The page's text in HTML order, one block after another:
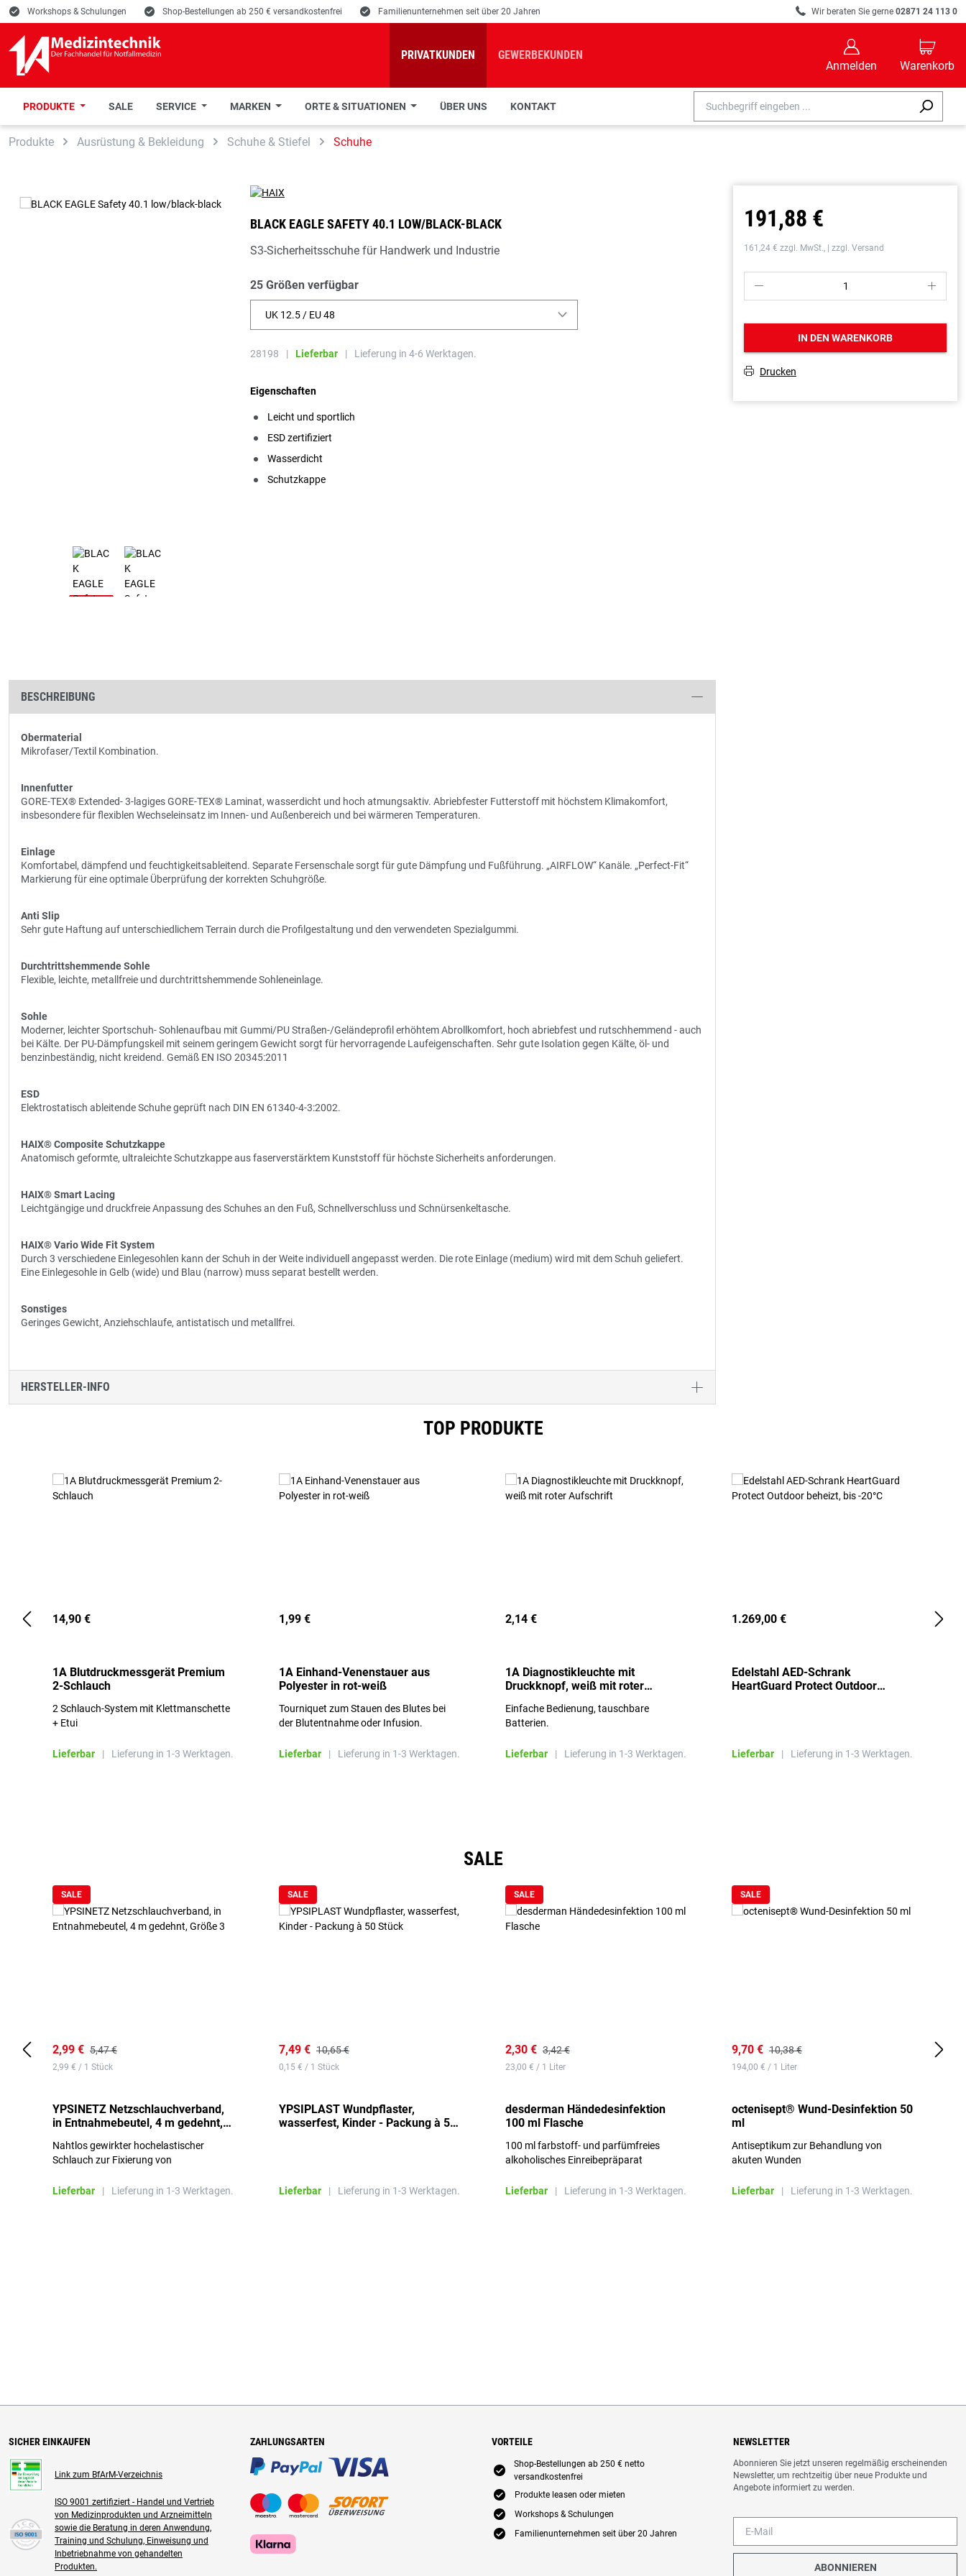
Zur Suche springen
Zur Hauptnavigation springen
E Workshops & Schulungen E Shop-Bestellungen ab 250 € versandkostenfrei E Familienunternehmen seit über 20 Jahren R Wir beraten Sie gerne 02871 24 113 0
PRIVATKUNDEN GEWERBEKUNDEN
B
Anmelden
C
Warenkorb
PRODUKTE SALE SERVICE MARKEN ORTE & SITUATIONEN ÜBER UNS KONTAKT
Produkte Ausrüstung & Bekleidung Schuhe & Stiefel Schuhe
BLACK EAGLE SAFETY 40.1 LOW/BLACK-BLACK
S3-Sicherheitsschuhe für Handwerk und Industrie
25 Größen verfügbar
UK 12.5 / EU 48
28198 | Lieferbar | Lieferung in 4-6 Werktagen.
Eigenschaften
Leicht und sportlich
ESD zertifiziert
Wasserdicht
Schutzkappe
BESCHREIBUNG
Obermaterial
Mikrofaser/Textil Kombination.
Innenfutter
GORE-TEX® Extended- 3-lagiges GORE-TEX® Laminat, wasserdicht und hoch atmungsaktiv. Abriebfester Futterstoff mit höchstem Klimakomfort,
insbesondere für flexiblen Wechseleinsatz im Innen- und Außenbereich und bei wärmeren Temperaturen.
Einlage
Komfortabel, dämpfend und feuchtigkeitsableitend. Separate Fersenschale sorgt für gute Dämpfung und Fußführung. „AIRFLOW“ Kanäle. „Perfect-Fit“
Markierung für eine optimale Überprüfung der korrekten Schuhgröße.
Anti Slip
Sehr gute Haftung auf unterschiedlichem Terrain durch die Profilgestaltung und den verwendeten Spezialgummi.
Durchtrittshemmende Sohle
Flexible, leichte, metallfreie und durchtrittshemmende Sohleneinlage.
Sohle
Moderner, leichter Sportschuh- Sohlenaufbau mit Gummi/PU Straßen-/Geländeprofil erhöhtem Abrollkomfort, hoch abriebfest und rutschhemmend - auch
bei Kälte. Der PU-Dämpfungskeil mit seinem geringem Gewicht sorgt für hervorragende Laufeigenschaften. Sehr gute Isolation gegen Kälte, öl- und
benzinbeständig, nicht kreidend. Gemäß EN ISO 20345:2011
ESD
Elektrostatisch ableitende Schuhe geprüft nach DIN EN 61340-4-3:2002.
HAIX® Composite Schutzkappe
Anatomisch geformte, ultraleichte Schutzkappe aus faserverstärktem Kunststoff für höchste Sicherheits anforderungen.
HAIX® Smart Lacing
Leichtgängige und druckfreie Anpassung des Schuhes an den Fuß, Schnellverschluss und Schnürsenkeltasche.
HAIX® Vario Wide Fit System
Durch 3 verschiedene Einlegesohlen kann der Schuh in der Weite individuell angepasst werden. Die rote Einlage (medium) wird mit dem Schuh geliefert.
Eine Einlegesohle in Gelb (wide) und Blau (narrow) muss separat bestellt werden.
Sonstiges
Geringes Gewicht, Anziehschlaufe, antistatisch und metallfrei.
HERSTELLER-INFO
191,88 €
161,24 € zzgl. MwSt., | zzgl. Versand
P S
IN DEN WARENKORB
T Drucken
TOP PRODUKTE
14,90 €
1A Blutdruckmessgerät Premium
2-Schlauch
2 Schlauch-System mit Klettmanschette
+ Etui
Lieferbar | Lieferung in 1-3 Werktagen.
1,99 €
1A Einhand-Venenstauer aus
Polyester in rot-weiß
Tourniquet zum Stauen des Blutes bei
der Blutentnahme oder Infusion.
Lieferbar | Lieferung in 1-3 Werktagen.
2,14 €
1A Diagnostikleuchte mit
Druckknopf, weiß mit roter
Einfache Bedienung, tauschbare
Batterien.
Lieferbar | Lieferung in 1-3 Werktagen.
1.269,00 €
Edelstahl AED-Schrank
HeartGuard Protect Outdoor
Lieferbar | Lieferung in 1-3 Werktagen.
SALE
SALE
2,99 € 5,47 €
2,99 € / 1 Stück
YPSINETZ Netzschlauchverband,
in Entnahmebeutel, 4 m gedehnt,
Nahtlos gewirkter hochelastischer
Schlauch zur Fixierung von
Lieferbar
| Lieferung in 1-3 Werktagen.
SALE
7,49 € 10,65 €
0,15 € / 1 Stück
YPSIPLAST Wundpflaster,
wasserfest, Kinder - Packung à 50
Lieferbar | Lieferung in 1-3 Werktagen.
SALE
2,30 € 3,42 €
23,00 € / 1 Liter
desderman Händedesinfektion
100 ml Flasche
100 ml farbstoff- und parfümfreies
alkoholisches Einreibepräparat
Lieferbar | Lieferung in 1-3 Werktagen.
SALE
9,70 € 10,38 €
194,00 € / 1 Liter
octenisept® Wund-Desinfektion 50
ml
Antiseptikum zur Behandlung von
akuten Wunden
Lieferbar | Lieferung in 1-3 Werktagen.
SICHER EINKAUFEN
Link zum BfArM-Verzeichnis
ISO 9001 zertifiziert - Handel und Vertrieb
von Medizinprodukten und Arzneimitteln
sowie die Beratung in deren Anwendung,
Training und Schulung, Einweisung und
Inbetriebnahme von gehandelten
Produkten.
ZAHLUNGSARTEN VORTEILE
E
Shop-Bestellungen ab 250 € netto
versandkostenfrei
E Produkte leasen oder mieten
E Workshops & Schulungen
E Familienunternehmen seit über 20 Jahren
NEWSLETTER
Abonnieren Sie jetzt unseren regelmäßig erscheinenden
Newsletter, um rechtzeitig über neue Produkte und
Angebote informiert zu werden.
ABONNIEREN